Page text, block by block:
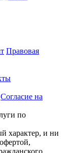
Правовая
Согласие на
по
характер, и ни